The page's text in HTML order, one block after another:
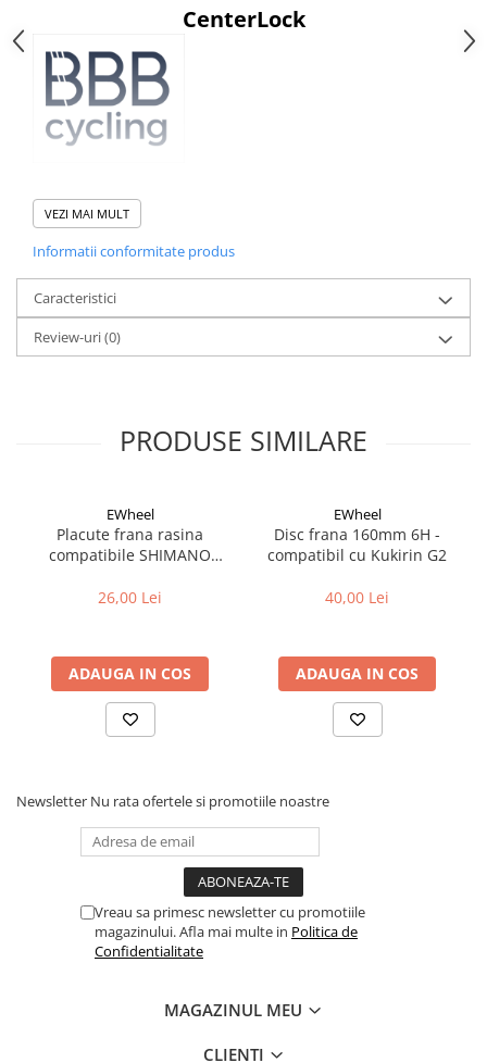
Pedale bicicleta
Cuvete bicicleta
Furci bicicleta
Placute frana bicicleta
Discuri frana bicicleta
Saboti frana bicicleta
Adaptoare frana bicicleta
Frane pe disc
Accesorii butuci
Jante bicicleta
Fond de janta
Tija sa bicicleta
Coliere si cleme sa
Foi angrenaj
Angrenaj pedalier
Butuci pedalieri
Schimbator de viteze bicicleta
Schimbatoare fata
Manete schimbator si frana
CenterLock
Disc frana din otel inoxidabil.
Compatibil cu prinderile CenterLock
Vine echipat cu indicatori de uzura al discului.
VEZI MAI MULT
Informatii conformitate produs
Caracteristici
Review-uri(0)
PRODUSE SIMILARE
EWheel
Placute frana rasina
compatibile SHIMANO
G2/G4 2025)
26,00 Lei
ADAUGA IN COS
EWheel
Disc frana 160mm 6H -
compatibil cu Kukirin G2
40,00 Lei
ADAUGA IN COS
Newsletter Nu rata ofertele si promotiile noastre
Vreau sa primesc newsletter cu promotiile
magazinului. Afla mai multe in Politica de
Confidentialitate
MAGAZINUL MEU
CLIENTI